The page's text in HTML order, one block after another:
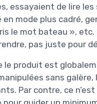
essayaient de lire
mode plus cadré,
le mot bateau »,
pas juste pour
le produit est
sans
Par contre, ce